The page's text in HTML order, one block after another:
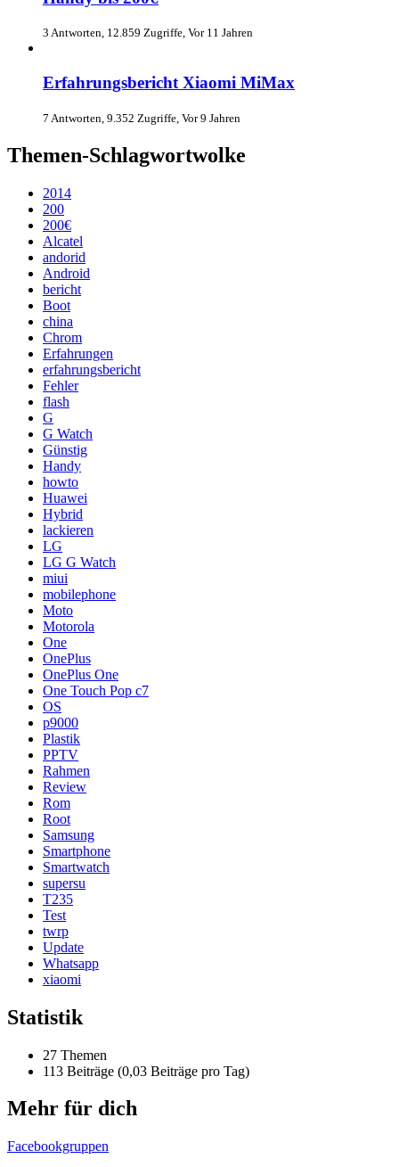
3 Antworten, 12.859 Zugriffe, Vor 11 Jahren
Erfahrungsbericht Xiaomi MiMax
7 Antworten, 9.352 Zugriffe, Vor 9 Jahren
Themen-Schlagwortwolke
2014
200
200€
Alcatel
andorid
Android
bericht
Boot
china
Chrom
Erfahrungen
erfahrungsbericht
Fehler
flash
G
G Watch
Günstig
Handy
howto
Huawei
Hybrid
lackieren
LG
LG G Watch
miui
mobilephone
Moto
Motorola
One
OnePlus
OnePlus One
One Touch Pop c7
OS
p9000
Plastik
PPTV
Rahmen
Review
Rom
Root
Samsung
Smartphone
Smartwatch
supersu
T235
Test
twrp
Update
Whatsapp
xiaomi
Statistik
27 Themen
113 Beiträge (0,03 Beiträge pro Tag)
Mehr für dich
Facebookgruppen